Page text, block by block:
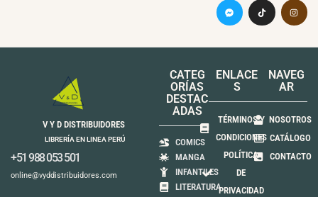
V Y D DISTRIBUIDORES
LIBRERÍA EN LINEA PERÚ
+51 988 053 501
online@vyddistribuidores.com
CATEG
ORÍAS
DESTAC
ADAS
COMICS
MANGA
INFANTILES
LITERATURA
ENLACE
S
TÉRMINOS Y
CONDICIONES
POLÍTICA
DE
PRIVACIDAD
NAVEG
AR
NOSOTROS
CATÁLOGO
CONTACTO